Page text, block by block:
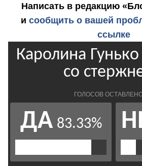
Написать в редакцию
и сообщить о вашей
ссылке